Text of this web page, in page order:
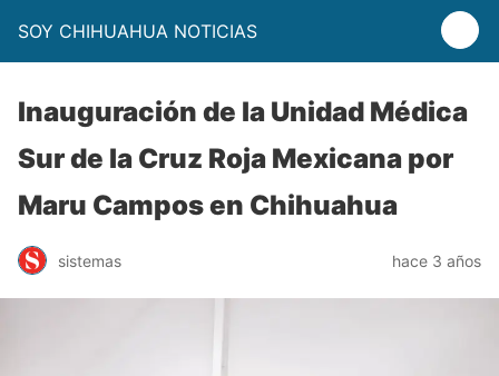
SOY CHIHUAHUA NOTICIAS
Inauguración de la Unidad Médica
Sur de la Cruz Roja Mexicana por
Maru Campos en Chihuahua
sistemas hace 3 años